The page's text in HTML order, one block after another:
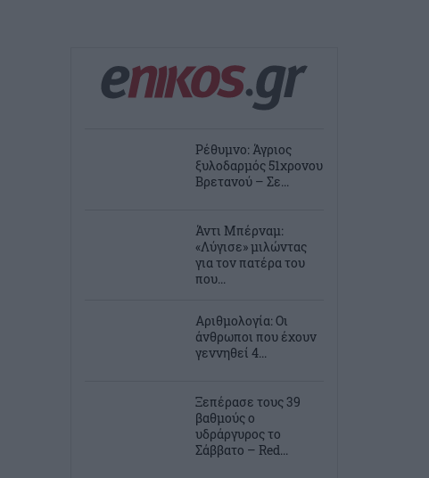
Ρέθυμνο: Άγριος
ξυλοδαρμός 51χρονου
Βρετανού – Σε...
Άντι Μπέρναμ:
«Λύγισε» μιλώντας
για τον πατέρα του
που...
Αριθμολογία: Οι
άνθρωποι που έχουν
γεννηθεί 4...
Ξεπέρασε τους 39
βαθμούς ο
υδράργυρος το
Σάββατο – Red...